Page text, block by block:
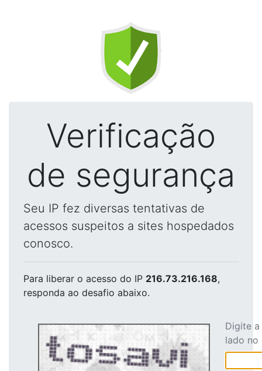
Verificação
de segurança
Seu IP fez diversas tentativas de
acessos suspeitos a sites hospedados
conosco.
Para liberar o acesso do IP 216.73.216.168,
responda ao desafio abaixo.
Digite
lado no